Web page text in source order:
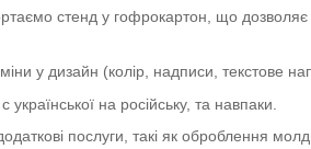
стенд у гофрокартон, що дозволяє
у дизайн (колір, надписи, текстове
на російську, та навпаки.
послуги, такі як оброблення